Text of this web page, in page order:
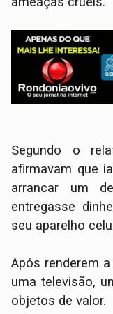
Segundo o
afirmavam que
arrancar um
entregasse
seu aparelho
​Após renderem
uma televisão,
objetos de valor.